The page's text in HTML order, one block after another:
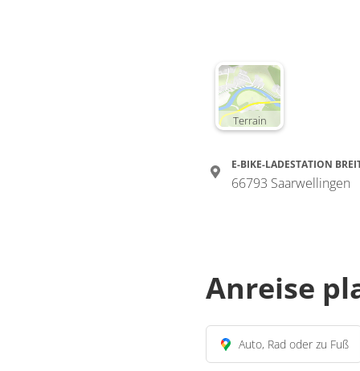
Terrain
E-BIKE-LADESTATION
66793 Saarwellingen
Anreise
Auto, Rad oder zu Fuß